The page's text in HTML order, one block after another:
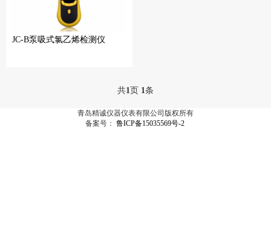
JC-B泵吸式氯乙烯检测仪
共1页 1条
青岛精诚仪器仪表有限公司版权所有
备案号： 鲁ICP备15035569号-2